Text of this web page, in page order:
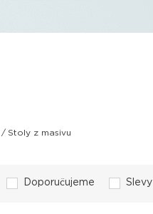
/ Stoly z masivu
Doporučujeme Slevy